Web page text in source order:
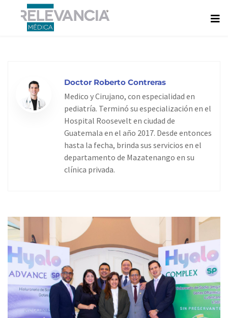
contenido
Doctor Roberto Contreras
Medico y Cirujano, con especialidad en
pediatría. Terminó su especialización en el
Hospital Roosevelt en ciudad de
Guatemala en el año 2017. Desde entonces
hasta la fecha, brinda sus servicios en el
departamento de Mazatenango en su
clínica privada.
PagePagePage Page